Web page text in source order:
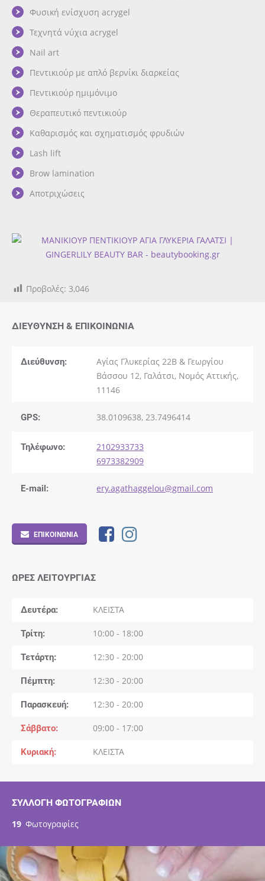
Φυσική ενίσχυση acrygel
Τεχνητά νύχια acrygel
Nail art
Πεντικιούρ με απλό βερνίκι διαρκείας
Πεντικιούρ ημιμόνιμο
Θεραπευτικό πεντικιούρ
Καθαρισμός και σχηματισμός φρυδιών
Lash lift
Brow lamination
Αποτριχώσεις
Προβολές: 3,046
ΔΙΕΎΘΥΝΣΗ & ΕΠΙΚΟΙΝΩΝΊΑ
Διεύθυνση:
Αγίας Γλυκερίας 22Β & Γεωργίου
Βάσσου 12, Γαλάτσι, Νομός Αττικής,
11146
GPS: 38.0109638, 23.7496414
Τηλέφωνο:
2102933733
6973382909
E-mail: ery.agathaggelou@gmail.com
ΕΠΙΚΟΙΝΩΝΊΑ
ΏΡΕΣ ΛΕΙΤΟΥΡΓΊΑΣ
Δευτέρα ΚΛΕΙΣΤΑ
Τρίτη 10:00 - 18:00
Τετάρτη 12:30 - 20:00
Πέμπτη 12:30 - 20:00
Παρασκευή 12:30 - 20:00
Σάββατο 09:00 - 17:00
Κυριακή ΚΛΕΙΣΤΑ
ΣΥΛΛΟΓΉ ΦΩΤΟΓΡΑΦΙΏΝ
19 Φωτογραφίες